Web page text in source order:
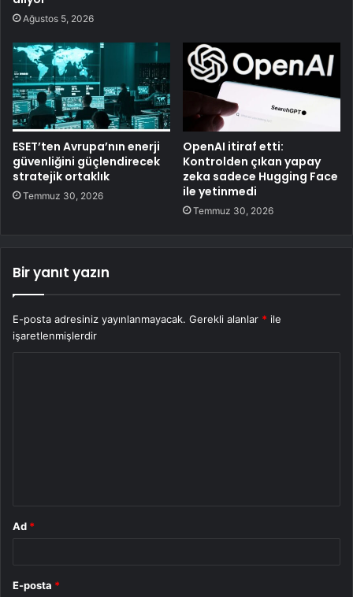
Ağustos 5, 2026
ESET’ten Avrupa’nın enerji
güvenliğini güçlendirecek
stratejik ortaklık
Temmuz 30, 2026
OpenAI itiraf etti:
Kontrolden çıkan yapay
zeka sadece Hugging Face
ile yetinmedi
Temmuz 30, 2026
Bir yanıt yazın
E-posta adresiniz yayınlanmayacak. Gerekli alanlar * ile
işaretlenmişlerdir
Ad *
E-posta *